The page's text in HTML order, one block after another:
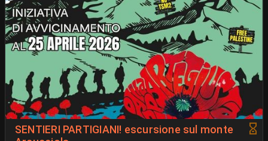
SENTIERI PARTIGIANI! escursione sul monte